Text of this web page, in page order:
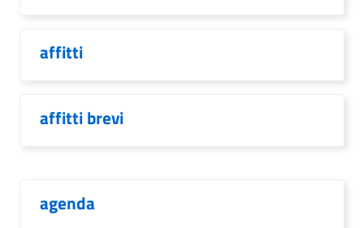
affitti
affitti brevi
agenda